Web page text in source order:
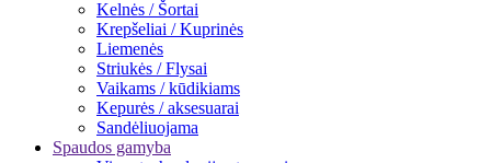
Kelnės / Šortai
Krepšeliai / Kuprinės
Liemenės
Striukės / Flysai
Vaikams / kūdikiams
Kepurės / aksesuarai
Sandėliuojama
Spaudos gamyba